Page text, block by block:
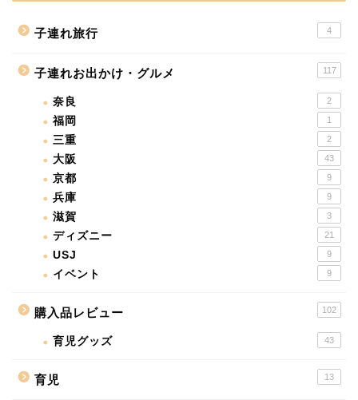
子連れ旅行 4
子連れお出かけ・グルメ 117
奈良 2
福岡 1
三重 2
大阪 43
京都 9
兵庫 9
滋賀 3
ディズニー 21
USJ 9
イベント 9
購入品レビュー 102
育児グッズ 43
育児 13